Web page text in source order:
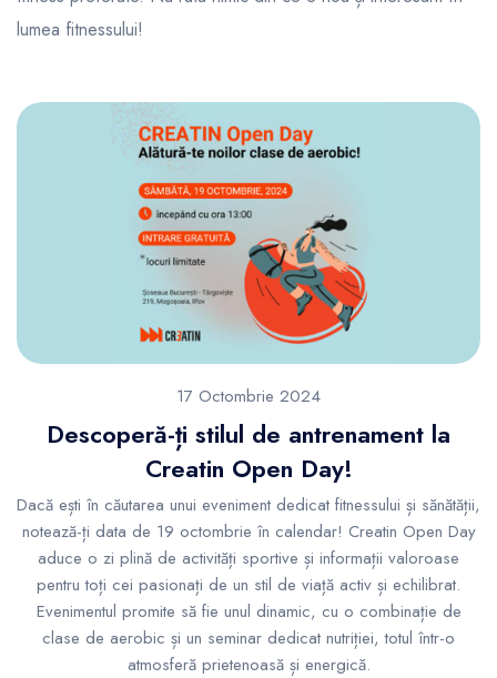
lumea fitnessului!
17 Octombrie 2024
Descoperă-ți stilul de antrenament la
Creatin Open Day!
Dacă ești în căutarea unui eveniment dedicat fitnessului și sănătății,
notează-ți data de 19 octombrie în calendar! Creatin Open Day
aduce o zi plină de activități sportive și informații valoroase
pentru toți cei pasionați de un stil de viață activ și echilibrat.
Evenimentul promite să fie unul dinamic, cu o combinație de
clase de aerobic și un seminar dedicat nutriției, totul într-o
atmosferă prietenoasă și energică.